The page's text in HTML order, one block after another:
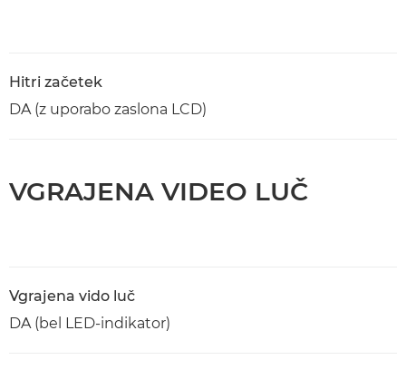
Hitri začetek
DA (z uporabo zaslona LCD)
VGRAJENA VIDEO LUČ
Vgrajena vido luč
DA (bel LED-indikator)